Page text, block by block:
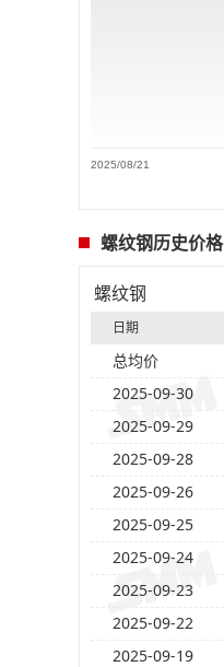
2025/08/21
螺纹钢历史价格
螺纹钢
日期
总均价
2025-09-30
2025-09-29
2025-09-28
2025-09-26
2025-09-25
2025-09-24
2025-09-23
2025-09-22
2025-09-19